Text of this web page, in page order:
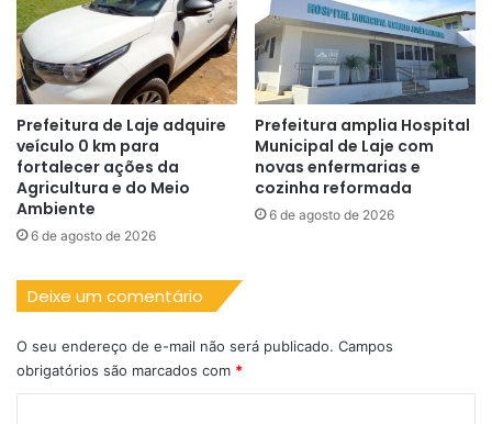
Prefeitura de Laje adquire
veículo 0 km para
fortalecer ações da
Agricultura e do Meio
Ambiente
6 de agosto de 2026
Prefeitura amplia Hospital
Municipal de Laje com
novas enfermarias e
cozinha reformada
6 de agosto de 2026
Deixe um comentário
O seu endereço de e-mail não será publicado. Campos
obrigatórios são marcados com *